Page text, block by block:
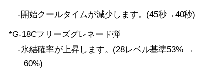
-開始クールタイムが減少します。(45秒→40秒)
*G-18Cフリーズグレネード弾
-氷結確率が上昇します。(28レベル基準53% →
60%)